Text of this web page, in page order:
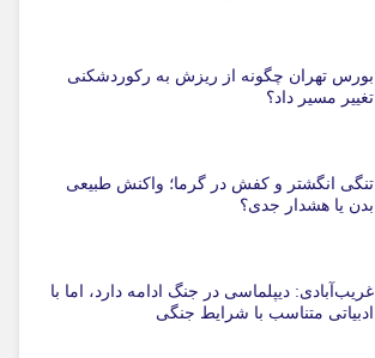
بورس تهران چگونه از ریزش به رکوردشکنی
تغییر مسیر داد؟
تنگی انگشتر و کفش در گرما؛ واکنش طبیعی
بدن یا هشدار جدی؟
غریب‌آبادی: دیپلماسی در جنگ ادامه دارد، اما با
ادبیاتی متناسب با شرایط جنگی